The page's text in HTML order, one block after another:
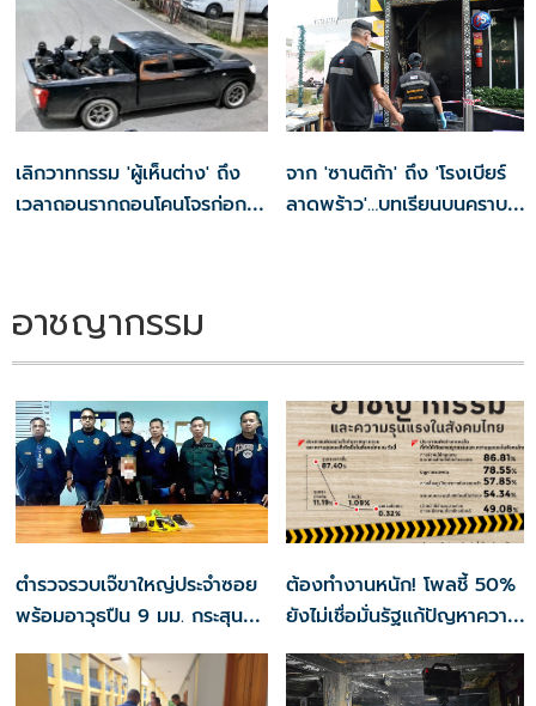
เลิกวาทกรรม 'ผู้เห็นต่าง' ถึง
เวลาถอนรากถอนโคนโจรก่อการ
จาก 'ซานติก้า' ถึง 'โรงเบียร์
ลาดพร้าว'…บทเรียนบนคราบ
อาชญากรรม
ตำรวจรวบเจ๊ขาใหญ่ประจำซอย
พร้อมอาวุธปืน 9 มม. กระสุน
กว่า 100 นัด
ต้องทำงานหนัก! โพลชี้ 50%
ยังไม่เชื่อมั่นรัฐแก้ปัญหาความ
รุนแรงและอาชญากรรม